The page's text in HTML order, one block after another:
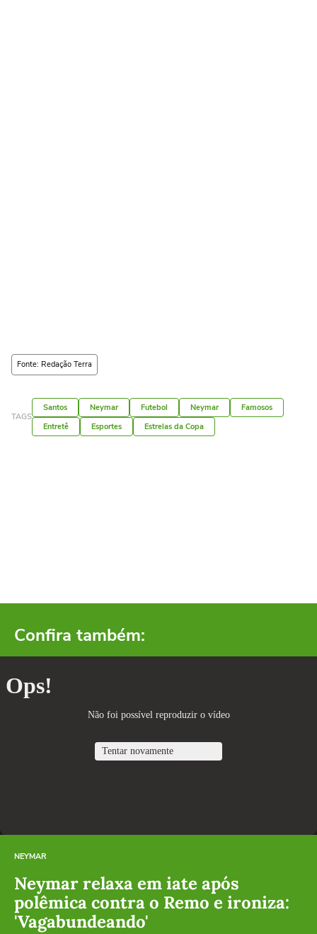
Fonte: Redação Terra
TAGS
Santos Neymar Futebol Neymar
Famosos
Entretê
Esportes Estrelas da Copa
Confira também:
NEYMAR
Neymar relaxa em iate após
polêmica contra o Remo e ironiza:
'Vagabundeando'